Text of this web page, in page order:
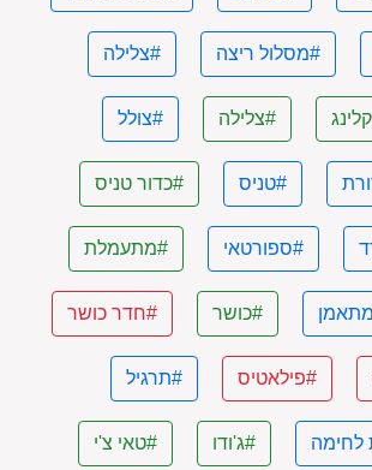
#מסלול ריצה #צלילה
#צלילה #צולל
#טניס #כדור טניס
#ספורטאי #מתעמלת
#כושר #חדר כושר
#פילאטיס #תרגיל
לחימה #ג'ודו #טאי צ'י